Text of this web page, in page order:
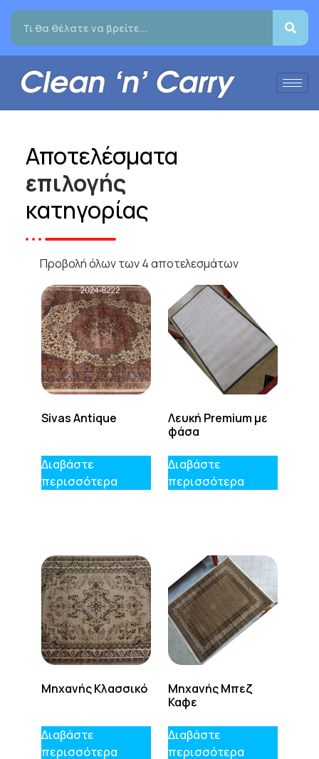
Αποτελέσματα
επιλογής
κατηγορίας
Προβολή όλων των 4 αποτελεσμάτων
Sivas Antique
Διαβάστε
περισσότερα
Λευκή Premium με
φάσα
Διαβάστε
περισσότερα
Μηχανής Κλασσικό
Διαβάστε
περισσότερα
Μηχανής Μπεζ
Καφε
Διαβάστε
περισσότερα